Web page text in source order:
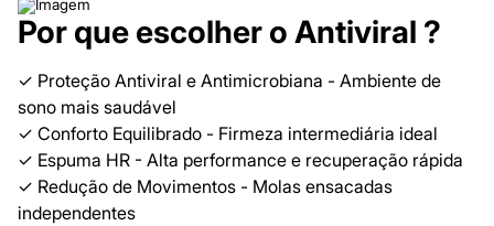
Por que escolher o Antiviral ?
✓ Proteção Antiviral e Antimicrobiana - Ambiente de
sono mais saudável
✓ Conforto Equilibrado - Firmeza intermediária ideal
✓ Espuma HR - Alta performance e recuperação rápida
✓ Redução de Movimentos - Molas ensacadas
independentes